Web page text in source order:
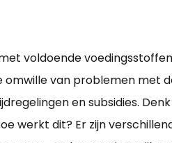
voldoende
omwille van problemen met
en subsidies.
werkt dit? Er zijn